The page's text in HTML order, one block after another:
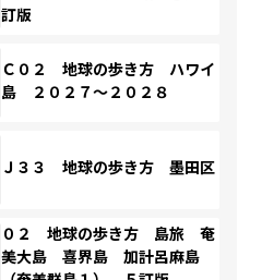
訂版
Ｃ０２ 地球の歩き方 ハワイ
島 ２０２７～２０２８
Ｊ３３ 地球の歩き方 墨田区
０２ 地球の歩き方 島旅 奄
美大島 喜界島 加計呂麻島